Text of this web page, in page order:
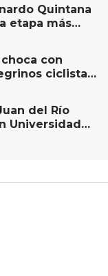
Quintana
etapa más
vial
con
ciclistas
Querétaro
del Río
Universidad
recibir